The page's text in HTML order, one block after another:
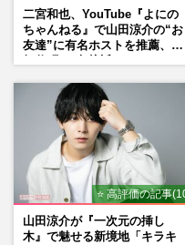
二宮和也、YouTube『よにの
ちゃんねる』で山田涼介の“お
友達”に有名ホストを推薦、歌
⭐ 高評価の記事
山田涼介が『一次元の挿し
木』で魅せる新境地「キラキ